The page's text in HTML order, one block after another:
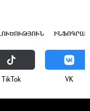
ТikТоk VK